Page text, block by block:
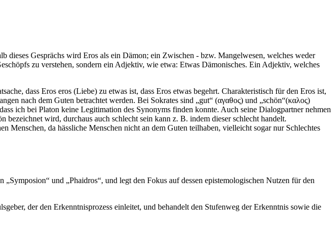
dieses Gesprächs wird Eros als ein Dämon; ein Zwischen - bzw. Mangelwesen, welches weder
zu verstehen, sondern ein Adjektiv, wie etwa: Etwas Dämonisches. Ein Adjektiv, welches
dass Eros eros (Liebe) zu etwas ist, dass Eros etwas begehrt. Charakteristisch für den Eros ist,
nach dem Guten betrachtet werden. Bei Sokrates sind „gut“ (αγαθος) und „schön“(καλος)
ich bei Platon keine Legitimation des Synonyms finden konnte. Auch seine Dialogpartner nehmen
bezeichnet wird, durchaus auch schlecht sein kann z. B. indem dieser schlecht handelt.
Menschen, da hässliche Menschen nicht an dem Guten teilhaben, vielleicht sogar nur Schlechtes
und „Phaidros“, und legt den Fokus auf dessen epistemologischen Nutzen für den
der den Erkenntnisprozess einleitet, und behandelt den Stufenweg der Erkenntnis sowie die